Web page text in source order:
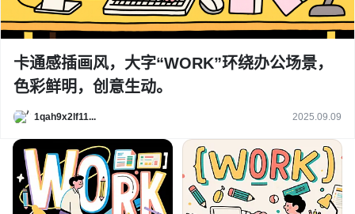
卡通感插画风，大字“WORK”环绕办公场景，
色彩鲜明，创意生动。
1qah9x2lf11... 2025.09.09